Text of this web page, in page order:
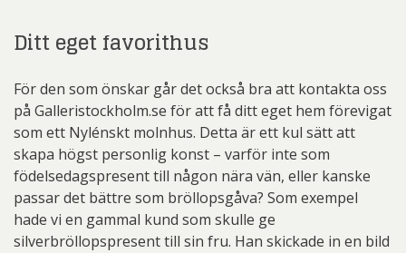
Ditt eget favorithus
För den som önskar går det också bra att kontakta oss
på Galleristockholm.se för att få ditt eget hem förevigat
som ett Nylénskt molnhus. Detta är ett kul sätt att
skapa högst personlig konst – varför inte som
födelsedagspresent till någon nära vän, eller kanske
passar det bättre som bröllopsgåva? Som exempel
hade vi en gammal kund som skulle ge
silverbröllopspresent till sin fru. Han skickade in en bild